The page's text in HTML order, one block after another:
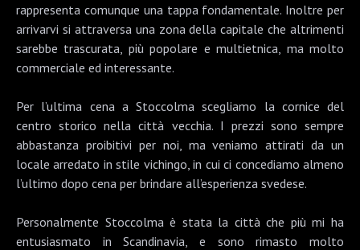
rappresenta comunque una tappa fondamentale. Inoltre per
arrivarvi si attraversa una zona della capitale che altrimenti
sarebbe trascurata, più popolare e multietnica, ma molto
commerciale ed interessante.
Per l’ultima cena a Stoccolma scegliamo la cornice del
centro storico nella città vecchia. I prezzi sono sempre
abbastanza proibitivi per noi, ma veniamo attirati da un
locale arredato in stile vichingo, in cui ci concediamo almeno
l’ultimo dopo cena per brindare all’esperienza svedese.
Personalmente Stoccolma è stata la città che più mi ha
entusiasmato in Scandinavia, e sono rimasto molto